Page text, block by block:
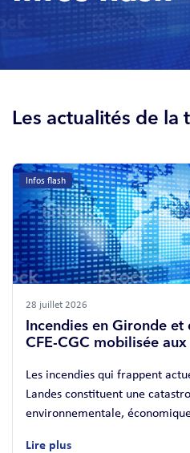
Les actualités de la
Infos flash
28 juillet 2026
Incendies en Gironde et
CFE-CGC mobilisée
Les incendies qui frappent
Landes constituent une
environnementale,
Lire plus